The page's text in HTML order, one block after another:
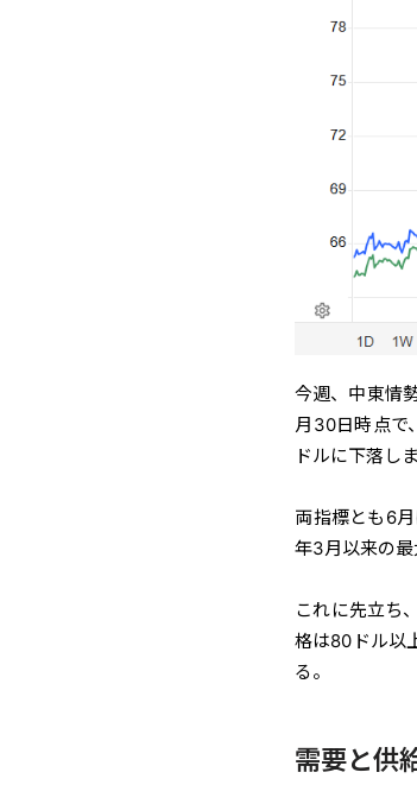
今週、中東情
月30日時点で
ドルに下落し
両指標とも6
年3月以来の最
これに先立ち
格は80ドル以
る。
需要と供